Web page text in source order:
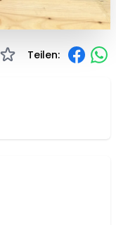
Teilen: